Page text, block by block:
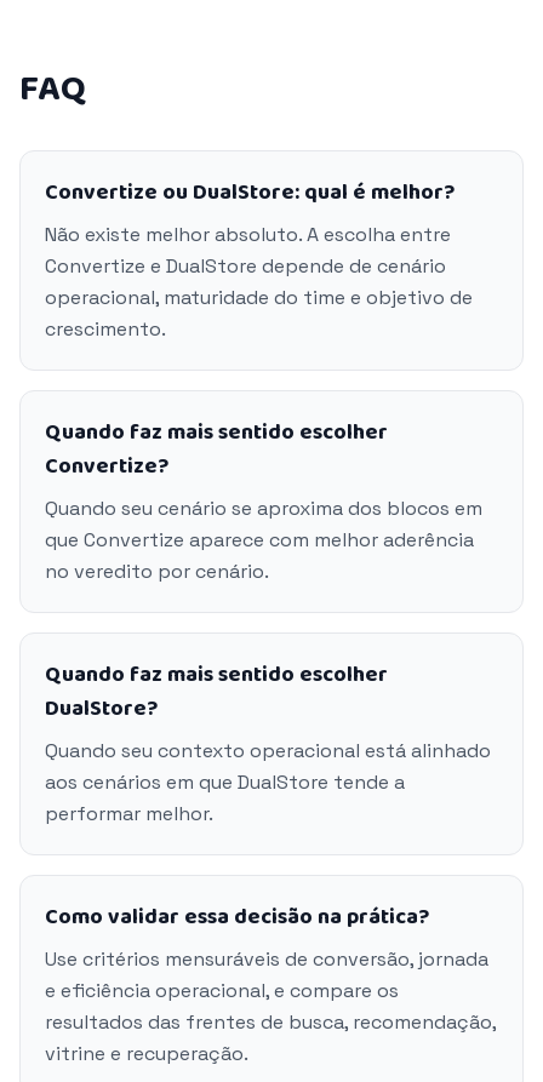
FAQ
Convertize ou DualStore: qual é melhor?
Não existe melhor absoluto. A escolha entre
Convertize e DualStore depende de cenário
operacional, maturidade do time e objetivo de
crescimento.
Quando faz mais sentido escolher
Convertize?
Quando seu cenário se aproxima dos blocos em
que Convertize aparece com melhor aderência
no veredito por cenário.
Quando faz mais sentido escolher
DualStore?
Quando seu contexto operacional está alinhado
aos cenários em que DualStore tende a
performar melhor.
Como validar essa decisão na prática?
Use critérios mensuráveis de conversão, jornada
e eficiência operacional, e compare os
resultados das frentes de busca, recomendação,
vitrine e recuperação.